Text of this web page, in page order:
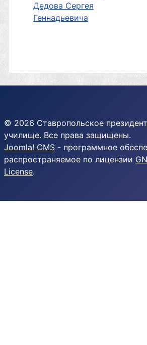
Дедова Сергея
Геннадьевича
© 2026 Ставропольское
училище. Все права защищены.
Joomla! CMS - программное
распространяемое по лицензии
License.